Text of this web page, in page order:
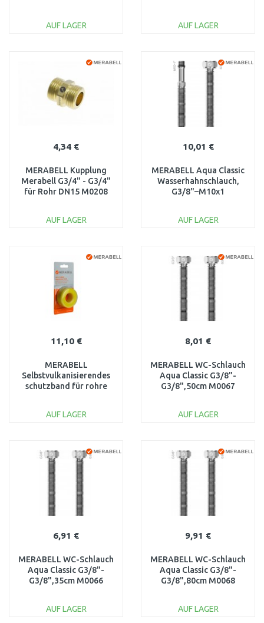
AUF LAGER
AUF LAGER
Vergleichen
4,34 €
MERABELL Kupplung
Merabell G3/4" - G3/4"
für Rohr DN15 M0208
AUF LAGER
Vergleichen
10,01 €
MERABELL Aqua Classic
Wasserhahnschlauch,
G3/8"–M10x1
AUF LAGER
Vergleichen
11,10 €
MERABELL
Selbstvulkanisierendes
schutzband für rohre
AUF LAGER
Vergleichen
8,01 €
MERABELL WC-Schlauch
Aqua Classic G3/8"-
G3/8",50cm M0067
AUF LAGER
Vergleichen
6,91 €
MERABELL WC-Schlauch
Aqua Classic G3/8"-
G3/8",35cm M0066
AUF LAGER
9,91 €
MERABELL WC-Schlauch
Aqua Classic G3/8"-
G3/8",80cm M0068
AUF LAGER